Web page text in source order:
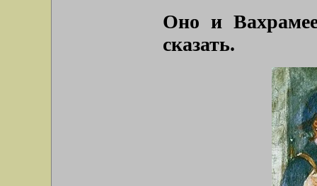
Оно и
сказать.